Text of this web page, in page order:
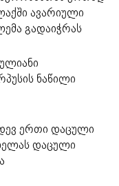
ავარიული
გადაიჭრას
ნაწილი
ერთი დაცული
დაცული